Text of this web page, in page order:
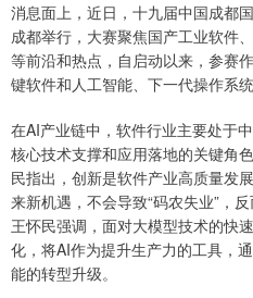
消息面上，近日，十九届中国成都
成都举行，大赛聚焦国产工业软件
等前沿和热点，自启动以来，参赛
键软件和人工智能、下一代操作系
在AI产业链中，软件行业主要处于
核心技术支撑和应用落地的关键角
民指出，创新是软件产业高质量发
来新机遇，不会导致“码农失业”，
王怀民强调，面对大模型技术的快
化，将AI作为提升生产力的工具，
能的转型升级。